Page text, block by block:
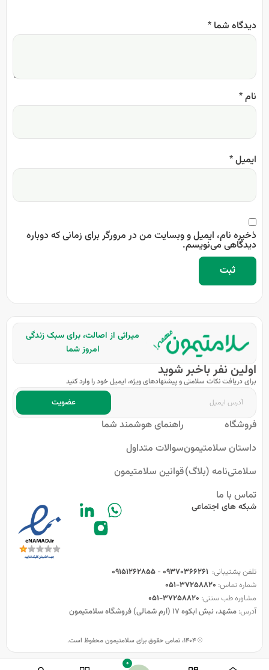
دیدگاه شما *
نام*
ایمیل*
ذخیره نام، ایمیل و وبسایت من در مرورگر برای زمانی که دوباره
دیدگاهی می‌نویسم.
میراثی از اصالت، برای سبک زندگی
امروز شما
اولین نفر باخبر شوید
برای دریافت نکات سلامتی و پیشنهادهای ویژه، ایمیل خود را وارد کنید
عضویت
فروشگاه
داستان سلامتیمون
سلامتی‌نامه (بلاگ)
تماس با ما
راهنمای هوشمند شما
سوالات متداول
قوانین سلامتیمون
شبکه های اجتماعی
تلفن پشتیبانی: 09370366261
-
09151262855
شماره تماس: 37258820-051
مشاوره طب سنتی: 37258820-051
آدرس: مشهد، نبش ابکوه 17 (ارم شمالی) فروشگاه سلامتیمون
© ۱۴۰۴، تمامی حقوق برای سلامتیمون محفوظ است.
0